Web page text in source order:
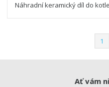
Náhradní keramický díl do
1
Ať vám